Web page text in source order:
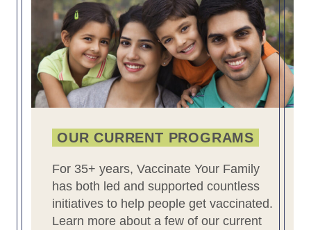
OUR CURRENT PROGRAMS
For 35+ years, Vaccinate Your Family
has both led and supported countless
initiatives to help people get vaccinated.
Learn more about a few of our current